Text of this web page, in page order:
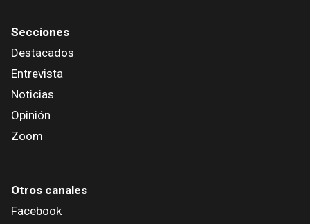
Secciones
Destacados
Entrevista
Noticias
Opinión
Zoom
Otros canales
Facebook